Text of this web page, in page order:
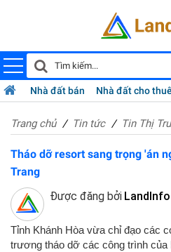
Nhà đất bán Nhà đất cho thuê
Trang chủ Tin tức Tin Thị
Tháo dỡ resort sang trọng 'án
Trang
Được đăng bởi LandInfo
Tỉnh Khánh Hòa vừa chỉ đạo các
trương tháo dỡ các công trình